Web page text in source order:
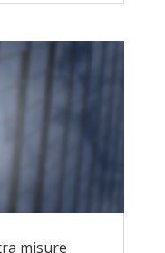
misure